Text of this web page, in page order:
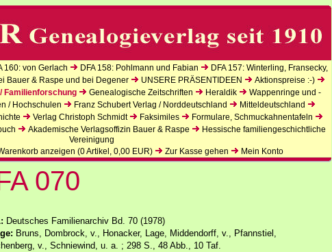
160: von Gerlach DFA 158: Pohlmann und Fabian
DFA 157: Winterling, Fransecky,
Bauer & Raspe und bei Degener UNSERE PRÄSENTIDEEN
Aktionspreise :-)
Familienforschung Genealogische Zeitschriften Heraldik
Wappenringe und -
/ Hochschulen Franz Schubert Verlag / Norddeutschland
Mitteldeutschland
Verlag Christoph Schmidt Faksimiles
Formulare, Schmuckahnentafeln
Akademische Verlagsoffizin Bauer & Raspe
Hessische familiengeschichtliche
Vereinigung
anzeigen (0Artikel, 0,00 EUR) Zur Kasse gehen Mein Konto
070
Deutsches Familienarchiv Bd. 70 (1978)
Bruns, Dombrock, v., Honacker, Lage, Middendorff, v., Pfannstiel,
v., Schniewind, u. a. ; 298 S., 48 Abb., 10 Taf.